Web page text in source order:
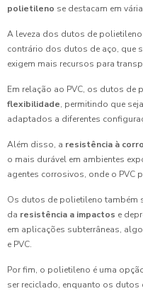
polietileno se destacam em
A leveza dos dutos de
contrário dos dutos de aço, que
exigem mais recursos para
Em relação ao PVC, os dutos de
flexibilidade, permitindo que
adaptados a diferentes
Além disso, a resistência à
o mais durável em ambientes
agentes corrosivos, onde o PVC
Os dutos de polietileno também
da resistência a impactos e
em aplicações subterrâneas,
e PVC.
Por fim, o polietileno é uma
ser reciclado, enquanto os dutos